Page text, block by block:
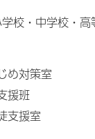
校・中学校・
め対策室
援班
支援室